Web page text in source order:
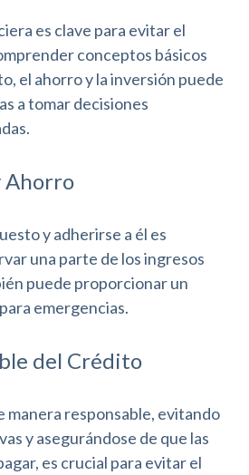
es clave para evitar el
conceptos básicos
el ahorro y la inversión puede
a tomar decisiones
Ahorro
y adherirse a él es
una parte de los ingresos
puede proporcionar un
emergencias.
del Crédito
manera responsable, evitando
y asegurándose de que las
es crucial para evitar el